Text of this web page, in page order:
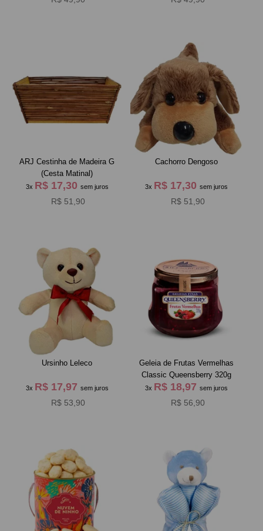
ARJ Cestinha de Madeira G
(Cesta Matinal)
3x R$ 17,30 sem juros
R$ 51,90
Cachorro Dengoso
3x R$ 17,30sem juros
R$ 51,90
Ursinho Leleco
3x R$ 17,97 sem juros
R$ 53,90
Geleia de Frutas Vermelhas
Classic Queensberry 320g
3x R$ 18,97sem juros
R$ 56,90